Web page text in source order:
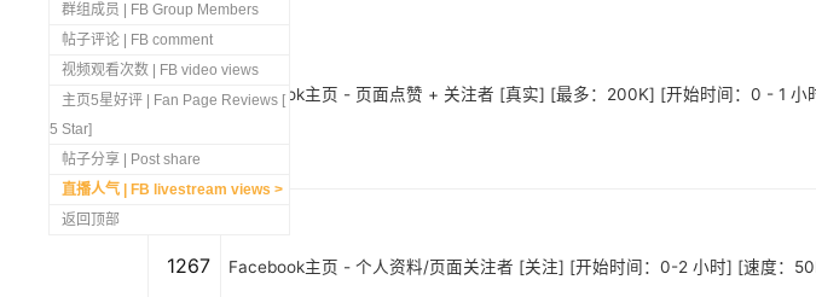
1268 Facebook主页 - 页面点赞 + 关注者 [真实] [最多：200K] [开始时间：0 - 1 小
1267 Facebook主页 - 个人资料/页面关注者 [关注] [开始时间：0-2 小时] [速度：
群组成员 | FB Group Members
帖子评论 | FB comment
视频观看次数 | FB video views
主页5星好评 | Fan Page Reviews [
5 Star]
帖子分享 | Post share
直播人气 | FB livestream views
返回顶部